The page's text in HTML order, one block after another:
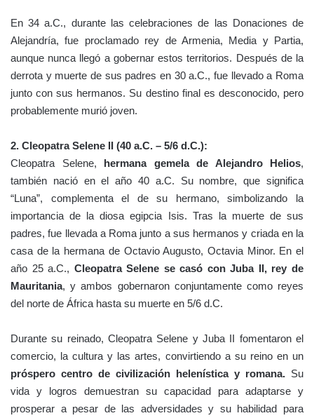
En 34 a.C., durante las celebraciones de las Donaciones de
Alejandría, fue proclamado rey de Armenia, Media y Partia,
aunque nunca llegó a gobernar estos territorios. Después de la
derrota y muerte de sus padres en 30 a.C., fue llevado a Roma
junto con sus hermanos. Su destino final es desconocido, pero
probablemente murió joven.
2. Cleopatra Selene II (40 a.C. – 5/6 d.C.):
Cleopatra Selene, hermana gemela de Alejandro Helios,
también nació en el año 40 a.C. Su nombre, que significa
“Luna”, complementa el de su hermano, simbolizando la
importancia de la diosa egipcia Isis. Tras la muerte de sus
padres, fue llevada a Roma junto a sus hermanos y criada en la
casa de la hermana de Octavio Augusto, Octavia Minor. En el
año 25 a.C., Cleopatra Selene se casó con Juba II, rey de
Mauritania, y ambos gobernaron conjuntamente como reyes
del norte de África hasta su muerte en 5/6 d.C.
Durante su reinado, Cleopatra Selene y Juba II fomentaron el
comercio, la cultura y las artes, convirtiendo a su reino en un
próspero centro de civilización helenística y romana. Su
vida y logros demuestran su capacidad para adaptarse y
prosperar a pesar de las adversidades y su habilidad para